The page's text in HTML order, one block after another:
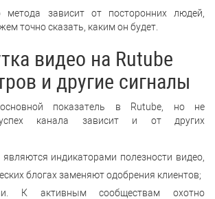
метода зависит от посторонних людей,
точно сказать, каким он будет.
видео на Rutube
и другие сигналы
показатель в Rutube, но не
успех канала зависит и от других
индикаторами полезности видео,
блогах заменяют одобрения клиентов;
К активным сообществам охотно